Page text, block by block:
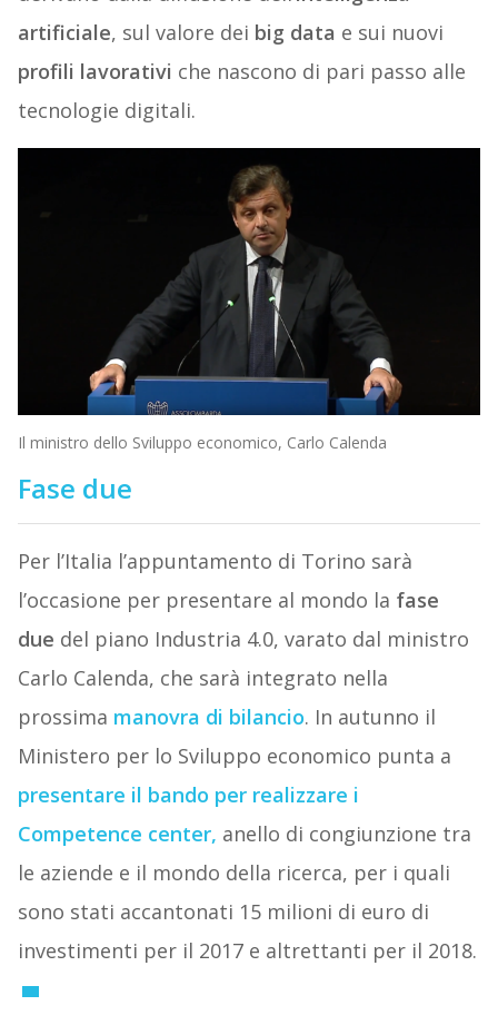
artificiale, sul valore dei big data e sui nuovi
profili lavorativi che nascono di pari passo alle
tecnologie digitali.
Il ministro dello Sviluppo economico, Carlo Calenda
Fase due
Per l’Italia l’appuntamento di Torino sarà
l’occasione per presentare al mondo la fase
due del piano Industria 4.0, varato dal ministro
Carlo Calenda, che sarà integrato nella
prossima manovra di bilancio. In autunno il
Ministero per lo Sviluppo economico punta a
presentare il bando per realizzare i
Competence center, anello di congiunzione tra
le aziende e il mondo della ricerca, per i quali
sono stati accantonati 15 milioni di euro di
investimenti per il 2017 e altrettanti per il 2018.